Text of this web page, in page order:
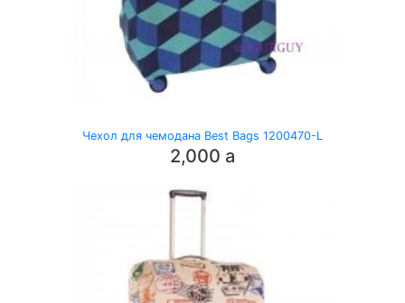
Чехол для чемодана Best Bags 1200470-L
2,000 a